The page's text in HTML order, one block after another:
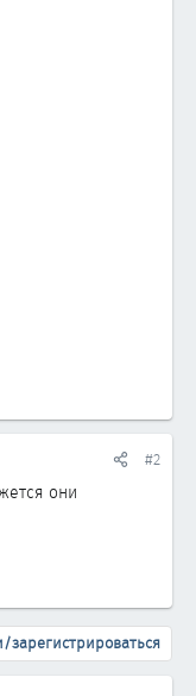
#2
они